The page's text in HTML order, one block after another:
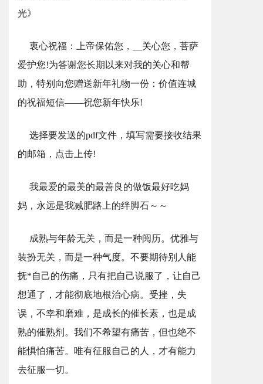
光》
衷心祝福：上帝保佑您，__关心您，菩萨
爱护您!为答谢您长期以来对我的关心和帮
助，特别向您赠送新年礼物一份：价值连城
的祝福短信――祝您新年快乐!
选择要发送的pdf文件，填写需要接收结果
的邮箱，点击上传!
我最爱的最美的最善良的做饭最好吃妈
妈，永远是我减肥路上的绊脚石～～
成熟与年龄无关，而是一种阅历。优雅与
装扮无关，而是一种气度。不要期待别人能
抚*自己的伤痛，只有把自己说服了，让自己
想通了，才能彻底地根治心病。受挫，失
误，不幸和磨难，是成长的催长素，也是成
熟的催熟剂。我们不希望有痛苦，但也绝不
能惧怕痛苦。唯有征服自己的人，才有能力
去征服一切。